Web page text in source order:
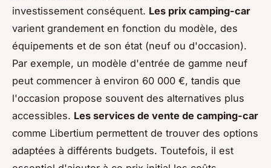
investissement conséquent. Les prix camping-car
varient grandement en fonction du modèle, des
équipements et de son état (neuf ou d'occasion).
Par exemple, un modèle d'entrée de gamme neuf
peut commencer à environ 60 000 €, tandis que
l'occasion propose souvent des alternatives plus
accessibles. Les services de vente de camping-car
comme Libertium permettent de trouver des options
adaptées à différents budgets. Toutefois, il est